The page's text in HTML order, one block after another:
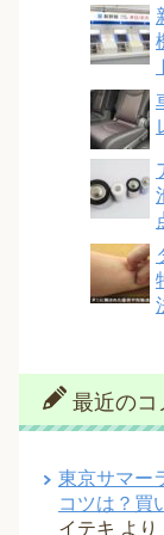
最近のコ
東京サマー
コツは？買
イテキ より